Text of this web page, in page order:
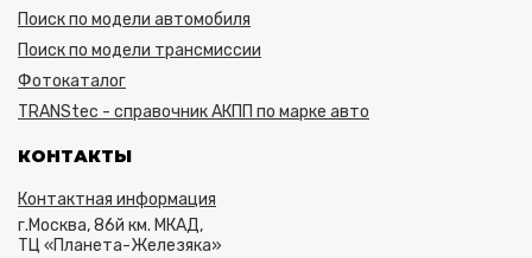
Поиск по модели автомобиля
Поиск по модели трансмиссии
Фотокаталог
TRANStec - справочник АКПП по марке авто
КОНТАКТЫ
Контактная информация
г.Москва, 86й км. МКАД,
ТЦ «Планета-Железяка»